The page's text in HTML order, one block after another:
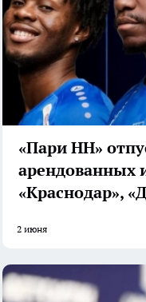
«Пари НН»
арендованных
«Краснодар»,
2 июня